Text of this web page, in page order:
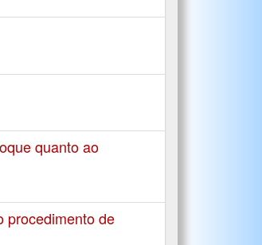
quanto ao
procedimento de